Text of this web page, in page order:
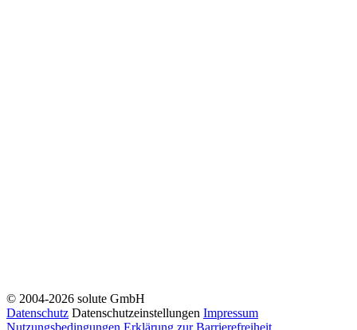
© 2004-2026 solute GmbH
Datenschutz Datenschutzeinstellungen Impressum
Nutzungsbedingungen Erklärung zur Barrierefreiheit